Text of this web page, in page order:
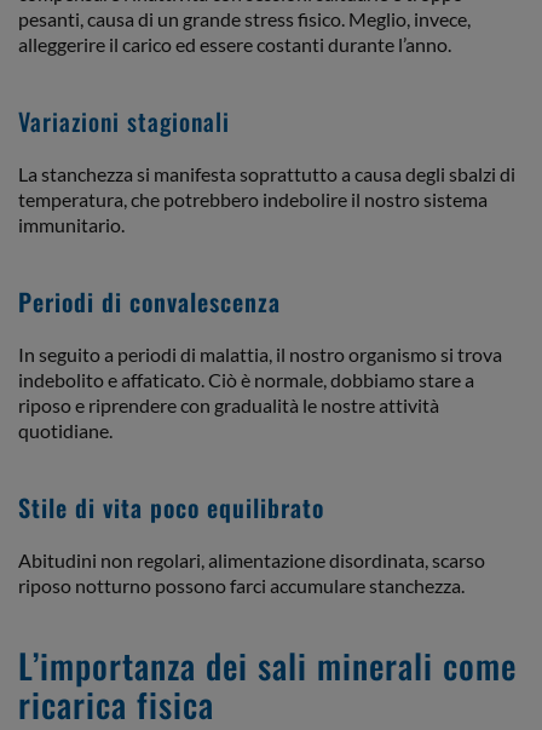
pesanti, causa di un grande stress fisico. Meglio, invece,
alleggerire il carico ed essere costanti durante l’anno.
Variazioni stagionali
La stanchezza si manifesta soprattutto a causa degli sbalzi di
temperatura, che potrebbero indebolire il nostro sistema
immunitario.
Periodi di convalescenza
In seguito a periodi di malattia, il nostro organismo si trova
indebolito e affaticato. Ciò è normale, dobbiamo stare a
riposo e riprendere con gradualità le nostre attività
quotidiane.
Stile di vita poco equilibrato
Abitudini non regolari, alimentazione disordinata, scarso
riposo notturno possono farci accumulare stanchezza.
L’importanza dei sali minerali come
ricarica fisica